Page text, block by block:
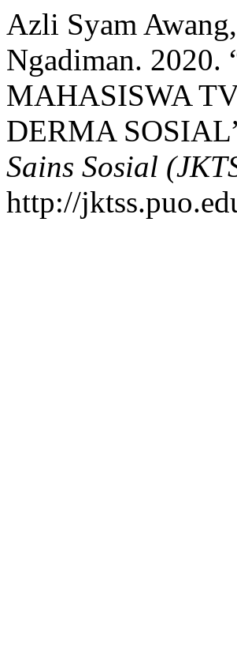
Azli Syam
Ngadiman.
MAHASISWA
DERMA
Sains Sosial
http://